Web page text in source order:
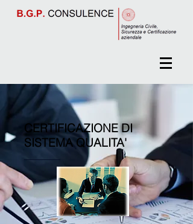
CERTIFICAZIONE DI
SISTEMA QUALITA'